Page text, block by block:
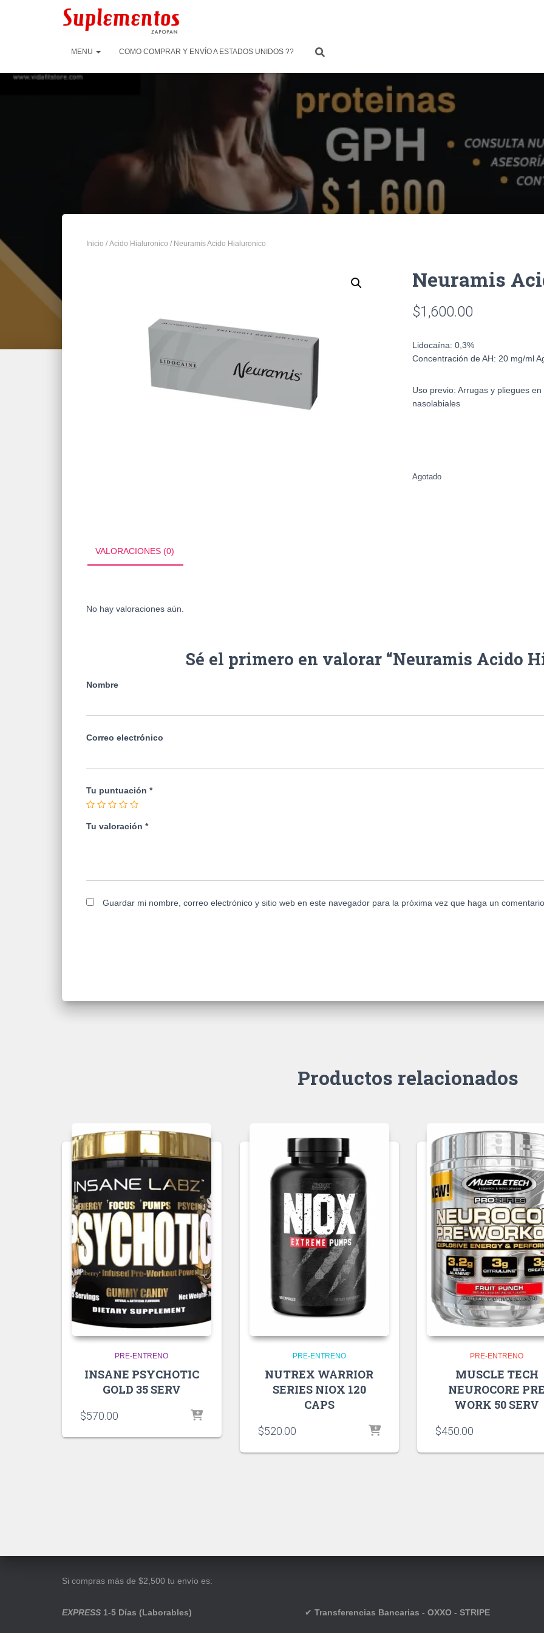
MENU COMO COMPRAR Y ENVÍO A ESTADOS UNIDOS ??
Inicio / Acido Hialuronico / Neuramis Acido Hialuronico
Neuramis
$1,600.00
Lidocaína: 0,3%
Concentración de AH: 20 mg/ml
Uso previo: Arrugas y pliegues
nasolabiales
Agotado
VALORACIONES (0)
No hay valoraciones aún.
Sé el primero en valorar “Neuramis Acido
Nombre
Correo electrónico
Tu puntuación *
Tu valoración *
Guardar mi nombre, correo electrónico y sitio web en este navegador para la próxima vez que haga un
Productos relacionados
PRE-ENTRENO
INSANE PSYCHOTIC
GOLD 35 SERV
$570.00
PRE-ENTRENO
NUTREX WARRIOR
SERIES NIOX 120
CAPS
$520.00
PRE-ENTRENO
MUSCLE TECH
NEUROCORE
WORK 50 SERV
$450.00
Si compras más de $2,500 tu envío es:
EXPRESS 1-5 Días (Laborables) ✔ Transferencias Bancarias - OXXO - STRIPE